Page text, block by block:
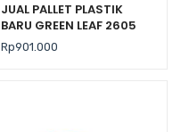
JUAL PALLET PLASTIK
BARU GREEN LEAF 2605
UKURAN 120x120x14 CM
Rp901.000